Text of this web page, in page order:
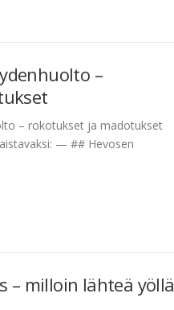
–
– rokotukset ja madotukset
— ## Hevosen
– milloin lähteä yöllä